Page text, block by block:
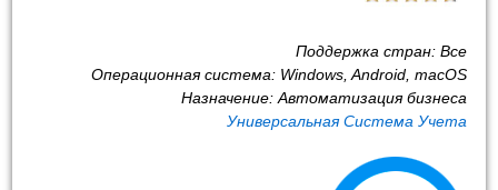
Поддержка стран: Все
Операционная система: Windows, Android, macOS
Назначение: Автоматизация бизнеса
Универсальная Система Учета